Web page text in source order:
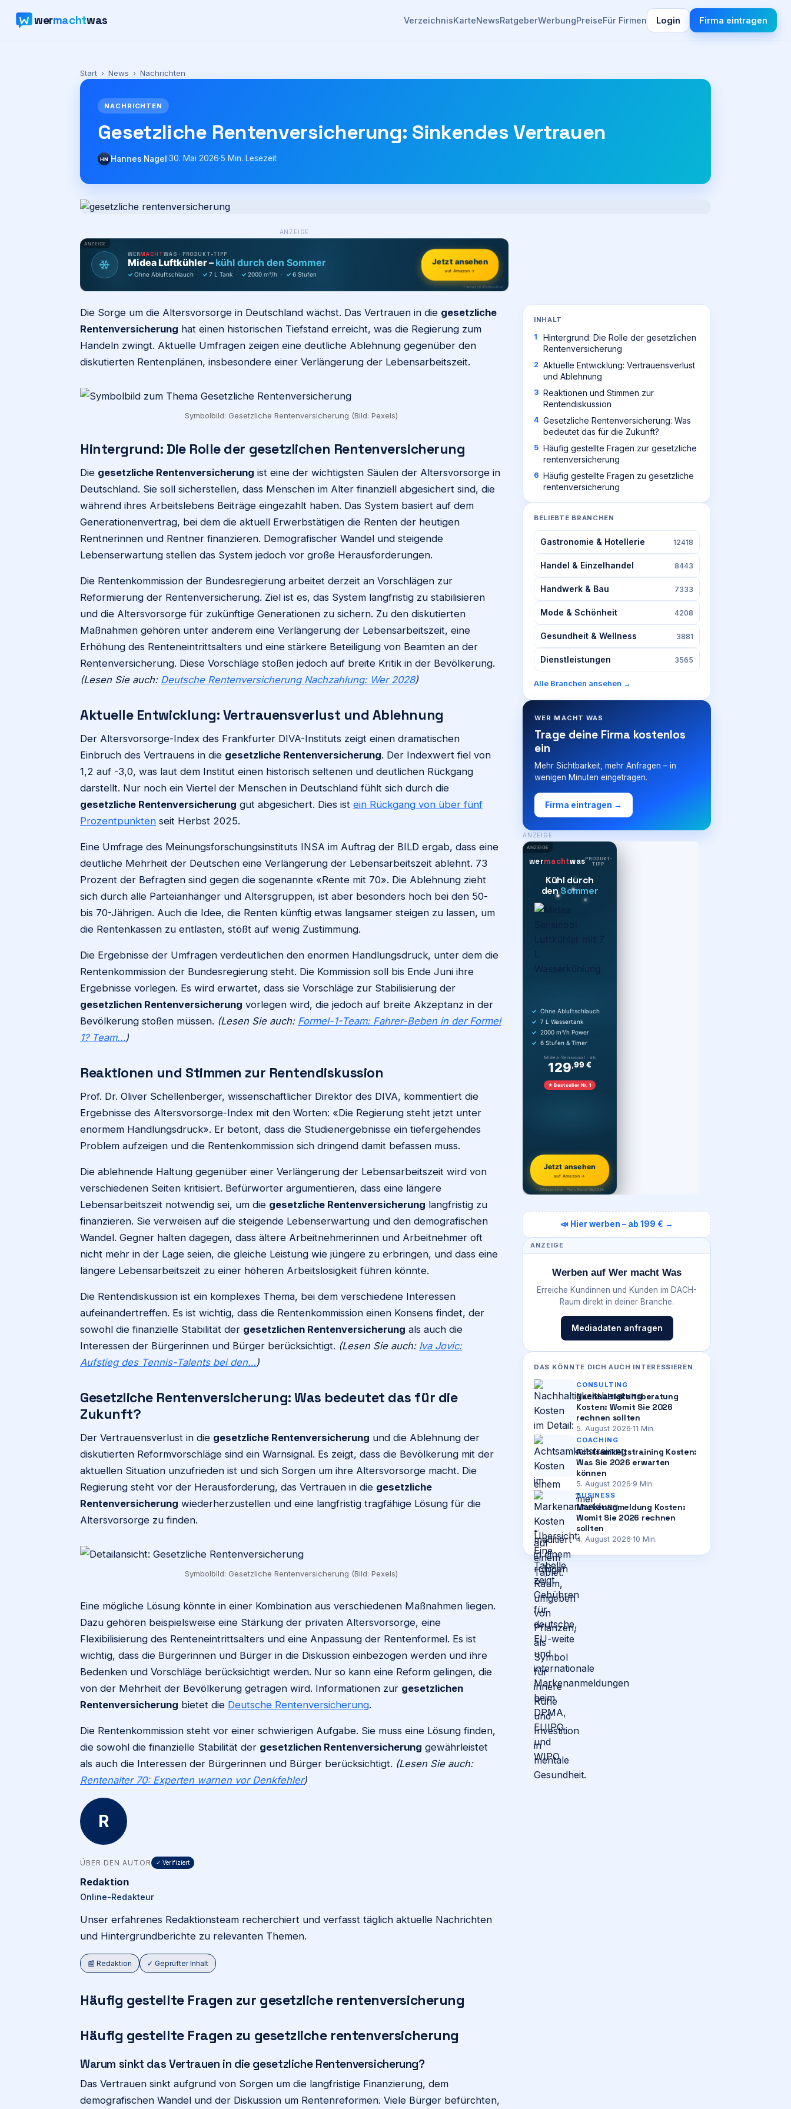
wermachtwas VerzeichnisKarteNewsRatgeberWerbungPreiseFür Firmen Login Firma eintragen
Start › News › Nachrichten
NACHRICHTEN
Gesetzliche Rentenversicherung: Sinkendes Vertrauen
HN Hannes Nagel·30. Mai 2026·5 Min. Lesezeit
ANZEIGE
ANZEIGE
❄
WERMACHTWAS · PRODUKT-TIPP
Midea Luftkühler – kühl durch den Sommer
✓ Ohne Abluftschlauch · ✓ 7 L Tank · ✓ 2000 m³/h · ✓ 6 Stufen
Jetzt ansehen
auf Amazon →
* Amazon-Partnerlink
Die Sorge um die Altersvorsorge in Deutschland wächst. Das Vertrauen in die gesetzliche
Rentenversicherung hat einen historischen Tiefstand erreicht, was die Regierung zum
Handeln zwingt. Aktuelle Umfragen zeigen eine deutliche Ablehnung gegenüber den
diskutierten Rentenplänen, insbesondere einer Verlängerung der Lebensarbeitszeit.
Symbolbild: Gesetzliche Rentenversicherung (Bild: Pexels)
Hintergrund: Die Rolle der gesetzlichen Rentenversicherung
Die gesetzliche Rentenversicherung ist eine der wichtigsten Säulen der Altersvorsorge in
Deutschland. Sie soll sicherstellen, dass Menschen im Alter finanziell abgesichert sind, die
während ihres Arbeitslebens Beiträge eingezahlt haben. Das System basiert auf dem
Generationenvertrag, bei dem die aktuell Erwerbstätigen die Renten der heutigen
Rentnerinnen und Rentner finanzieren. Demografischer Wandel und steigende
Lebenserwartung stellen das System jedoch vor große Herausforderungen.
Die Rentenkommission der Bundesregierung arbeitet derzeit an Vorschlägen zur
Reformierung der Rentenversicherung. Ziel ist es, das System langfristig zu stabilisieren
und die Altersvorsorge für zukünftige Generationen zu sichern. Zu den diskutierten
Maßnahmen gehören unter anderem eine Verlängerung der Lebensarbeitszeit, eine
Erhöhung des Renteneintrittsalters und eine stärkere Beteiligung von Beamten an der
Rentenversicherung. Diese Vorschläge stoßen jedoch auf breite Kritik in der Bevölkerung.
(Lesen Sie auch: Deutsche Rentenversicherung Nachzahlung: Wer 2028)
Aktuelle Entwicklung: Vertrauensverlust und Ablehnung
Der Altersvorsorge-Index des Frankfurter DIVA-Instituts zeigt einen dramatischen
Einbruch des Vertrauens in die gesetzliche Rentenversicherung. Der Indexwert fiel von
1,2 auf -3,0, was laut dem Institut einen historisch seltenen und deutlichen Rückgang
darstellt. Nur noch ein Viertel der Menschen in Deutschland fühlt sich durch die
gesetzliche Rentenversicherung gut abgesichert. Dies ist ein Rückgang von über fünf
Prozentpunkten seit Herbst 2025.
Eine Umfrage des Meinungsforschungsinstituts INSA im Auftrag der BILD ergab, dass eine
deutliche Mehrheit der Deutschen eine Verlängerung der Lebensarbeitszeit ablehnt. 73
Prozent der Befragten sind gegen die sogenannte «Rente mit 70». Die Ablehnung zieht
sich durch alle Parteianhänger und Altersgruppen, ist aber besonders hoch bei den 50-
bis 70-Jährigen. Auch die Idee, die Renten künftig etwas langsamer steigen zu lassen, um
die Rentenkassen zu entlasten, stößt auf wenig Zustimmung.
Die Ergebnisse der Umfragen verdeutlichen den enormen Handlungsdruck, unter dem die
Rentenkommission der Bundesregierung steht. Die Kommission soll bis Ende Juni ihre
Ergebnisse vorlegen. Es wird erwartet, dass sie Vorschläge zur Stabilisierung der
gesetzlichen Rentenversicherung vorlegen wird, die jedoch auf breite Akzeptanz in der
Bevölkerung stoßen müssen. (Lesen Sie auch: Formel-1-Team: Fahrer-Beben in der Formel
1? Team…)
Reaktionen und Stimmen zur Rentendiskussion
Prof. Dr. Oliver Schellenberger, wissenschaftlicher Direktor des DIVA, kommentiert die
Ergebnisse des Altersvorsorge-Index mit den Worten: «Die Regierung steht jetzt unter
enormem Handlungsdruck». Er betont, dass die Studienergebnisse ein tiefergehendes
Problem aufzeigen und die Rentenkommission sich dringend damit befassen muss.
Die ablehnende Haltung gegenüber einer Verlängerung der Lebensarbeitszeit wird von
verschiedenen Seiten kritisiert. Befürworter argumentieren, dass eine längere
Lebensarbeitszeit notwendig sei, um die gesetzliche Rentenversicherung langfristig zu
finanzieren. Sie verweisen auf die steigende Lebenserwartung und den demografischen
Wandel. Gegner halten dagegen, dass ältere Arbeitnehmerinnen und Arbeitnehmer oft
nicht mehr in der Lage seien, die gleiche Leistung wie jüngere zu erbringen, und dass eine
längere Lebensarbeitszeit zu einer höheren Arbeitslosigkeit führen könnte.
Die Rentendiskussion ist ein komplexes Thema, bei dem verschiedene Interessen
aufeinandertreffen. Es ist wichtig, dass die Rentenkommission einen Konsens findet, der
sowohl die finanzielle Stabilität der gesetzlichen Rentenversicherung als auch die
Interessen der Bürgerinnen und Bürger berücksichtigt. (Lesen Sie auch: Iva Jovic:
Aufstieg des Tennis-Talents bei den…)
Gesetzliche Rentenversicherung: Was bedeutet das für die
Zukunft?
Der Vertrauensverlust in die gesetzliche Rentenversicherung und die Ablehnung der
diskutierten Reformvorschläge sind ein Warnsignal. Es zeigt, dass die Bevölkerung mit der
aktuellen Situation unzufrieden ist und sich Sorgen um ihre Altersvorsorge macht. Die
Regierung steht vor der Herausforderung, das Vertrauen in die gesetzliche
Rentenversicherung wiederherzustellen und eine langfristig tragfähige Lösung für die
Altersvorsorge zu finden.
Symbolbild: Gesetzliche Rentenversicherung (Bild: Pexels)
Eine mögliche Lösung könnte in einer Kombination aus verschiedenen Maßnahmen liegen.
Dazu gehören beispielsweise eine Stärkung der privaten Altersvorsorge, eine
Flexibilisierung des Renteneintrittsalters und eine Anpassung der Rentenformel. Es ist
wichtig, dass die Bürgerinnen und Bürger in die Diskussion einbezogen werden und ihre
Bedenken und Vorschläge berücksichtigt werden. Nur so kann eine Reform gelingen, die
von der Mehrheit der Bevölkerung getragen wird. Informationen zur gesetzlichen
Rentenversicherung bietet die Deutsche Rentenversicherung.
Die Rentenkommission steht vor einer schwierigen Aufgabe. Sie muss eine Lösung finden,
die sowohl die finanzielle Stabilität der gesetzlichen Rentenversicherung gewährleistet
als auch die Interessen der Bürgerinnen und Bürger berücksichtigt. (Lesen Sie auch:
Rentenalter 70: Experten warnen vor Denkfehler)
R
ÜBER DEN AUTOR ✓ Verifiziert
Redaktion
Online-Redakteur
Unser erfahrenes Redaktionsteam recherchiert und verfasst täglich aktuelle Nachrichten
und Hintergrundberichte zu relevanten Themen.
📰 Redaktion ✓ Geprüfter Inhalt
Häufig gestellte Fragen zur gesetzliche rentenversicherung
Häufig gestellte Fragen zu gesetzliche rentenversicherung
Warum sinkt das Vertrauen in die gesetzliche Rentenversicherung?
Das Vertrauen sinkt aufgrund von Sorgen um die langfristige Finanzierung, dem
demografischen Wandel und der Diskussion um Rentenreformen. Viele Bürger befürchten,
INHALT
Hintergrund: Die Rolle der gesetzlichen
Rentenversicherung
Aktuelle Entwicklung: Vertrauensverlust
und Ablehnung
Reaktionen und Stimmen zur
Rentendiskussion
Gesetzliche Rentenversicherung: Was
bedeutet das für die Zukunft?
Häufig gestellte Fragen zur gesetzliche
rentenversicherung
Häufig gestellte Fragen zu gesetzliche
rentenversicherung
BELIEBTE BRANCHEN
Gastronomie & Hotellerie 12418
Handel & Einzelhandel 8443
Handwerk & Bau 7333
Mode & Schönheit 4208
Gesundheit & Wellness 3881
Dienstleistungen 3565
Alle Branchen ansehen →
WER MACHT WAS
Trage deine Firma kostenlos
ein
Mehr Sichtbarkeit, mehr Anfragen – in
wenigen Minuten eingetragen.
Firma eintragen →
ANZEIGE
ANZEIGE
wermachtwasPRODUKT-
TIPP
Kühl durch
denSommer
Ohne Abluftschlauch
7 L Wassertank
2000 m³/h Power
6 Stufen & Timer
Midea Sensicool · ab
129,99 €
★ Bestseller Nr. 1
Jetzt ansehen
auf Amazon →
* Affiliate-Link · Preis Stand 06/2026
📣 Hier werben – ab 199 € →
ANZEIGE
Werben auf Wer macht Was
Erreiche Kundinnen und Kunden im DACH-
Raum direkt in deiner Branche.
Mediadaten anfragen
DAS KÖNNTE DICH AUCH INTERESSIEREN
CONSULTING
Nachhaltigkeitsberatung
Kosten: Womit Sie 2026
rechnen sollten
5. August 2026·11 Min.
COACHING
Achtsamkeitstraining Kosten:
Was Sie 2026 erwarten
können
5. August 2026·9 Min.
BUSINESS
Markenanmeldung Kosten:
Womit Sie 2026 rechnen
sollten
4. August 2026·10 Min.